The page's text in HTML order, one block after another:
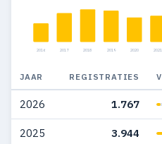
2009 5.512
2008 7.165
2016 2017 2018 2019 2020 2021
JAAR REGISTRATIES
2026 1.767
2025 3.944